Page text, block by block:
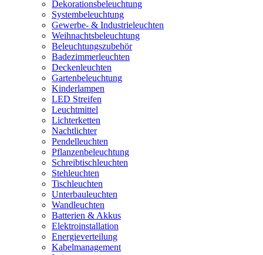
Dekorationsbeleuchtung
Systembeleuchtung
Gewerbe- & Industrieleuchten
Weihnachtsbeleuchtung
Beleuchtungszubehör
Badezimmerleuchten
Deckenleuchten
Gartenbeleuchtung
Kinderlampen
LED Streifen
Leuchtmittel
Lichterketten
Nachtlichter
Pendelleuchten
Pflanzenbeleuchtung
Schreibtischleuchten
Stehleuchten
Tischleuchten
Unterbauleuchten
Wandleuchten
Batterien & Akkus
Elektroinstallation
Energieverteilung
Kabelmanagement